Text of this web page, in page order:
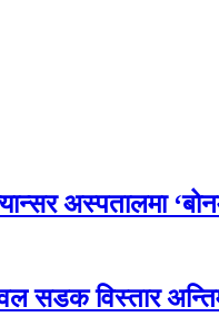
अस्पतालमा
सडक विस्तार